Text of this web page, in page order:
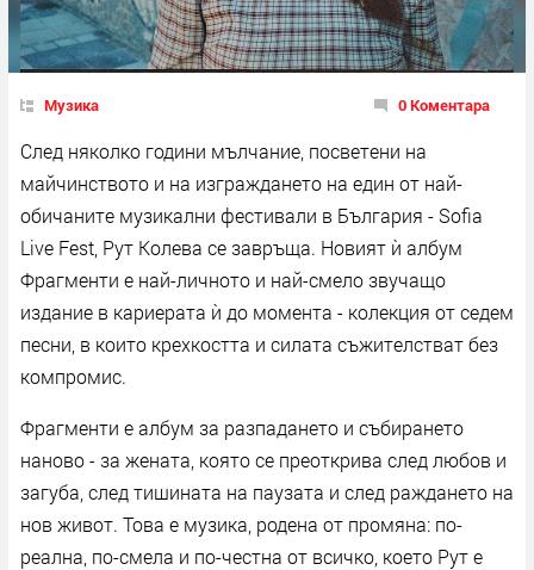
Музика 0 Коментара
След няколко години мълчание, посветени на
майчинството и на изграждането на един от най-
обичаните музикални фестивали в България - Sofia
Live Fest, Рут Колева се завръща. Новият ѝ албум
Фрагменти е най-личното и най-смело звучащо
издание в кариерата ѝ до момента - колекция от седем
песни, в които крехкостта и силата съжителстват без
компромис.
Фрагменти е албум за разпадането и събирането
наново - за жената, която се преоткрива след любов и
загуба, след тишината на паузата и след раждането на
нов живот. Това е музика, родена от промяна: по-
реална, по-смела и по-честна от всичко, което Рут е